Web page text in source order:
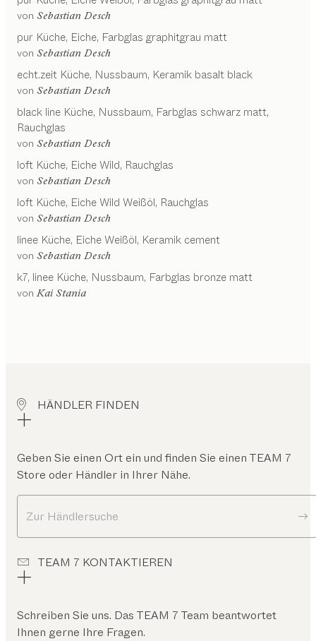
von Sebastian Desch
pur Küche Eiche, Farbglas graphitgrau matt
von Sebastian Desch
echt.zeit Küche Nussbaum, Keramik basalt black
von Sebastian Desch
black line Küche Nussbaum, Farbglas schwarz matt,
Rauchglas
von Sebastian Desch
loft Küche Eiche Wild, Rauchglas
von Sebastian Desch
loft Küche Eiche Wild Weißöl, Rauchglas
von Sebastian Desch
linee Küche Eiche Weißöl, Keramik cement
von Sebastian Desch
k7, linee Küche Nussbaum, Farbglas bronze matt
von Kai Stania
HÄNDLER FINDEN
Geben Sie einen Ort ein und finden Sie einen TEAM 7
Store oder Händler in Ihrer Nähe.
Zur Händlersuche
TEAM 7 KONTAKTIEREN
Schreiben Sie uns. Das TEAM 7 Team beantwortet
Ihnen gerne Ihre Fragen.